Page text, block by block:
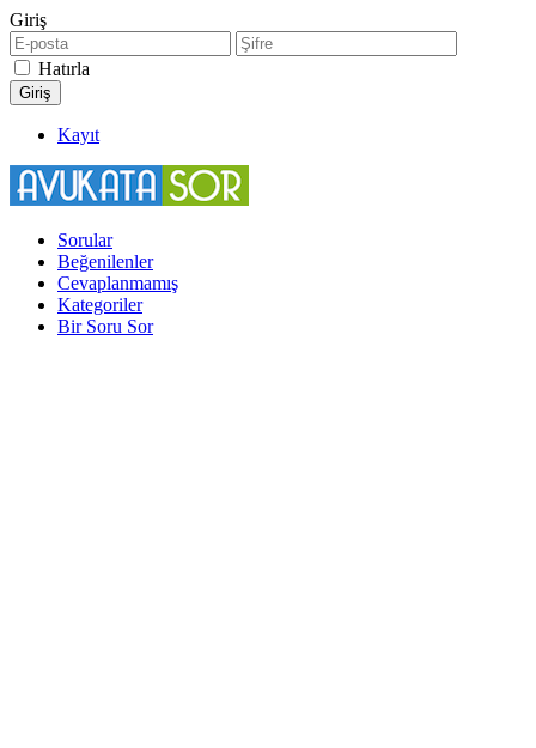
Giriş
Hatırla
Kayıt
Sorular
Beğenilenler
Cevaplanmamış
Kategoriler
Bir Soru Sor